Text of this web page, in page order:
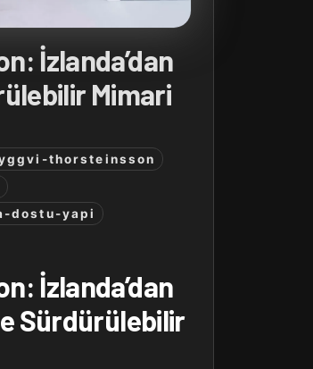
İzlanda’dan
Mimari
thorsteinsson
dostu-yapi
İzlanda’dan
Sürdürülebilir